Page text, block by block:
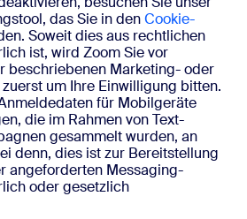
das Sie in denCookie-
Soweit dies aus rechtlichen
ist, wird Zoom Sie vor
beschriebenen Marketing- oder
um Ihre Einwilligung bitten.
für Mobilgeräte
die im Rahmen von Text-
gesammelt wurden, an
denn, dies ist zur Bereitstellung
angeforderten Messaging-
oder gesetzlich